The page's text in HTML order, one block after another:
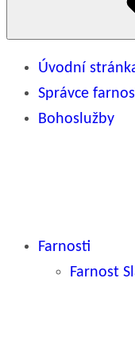
Úvodní
Správce
Bohoslužby
Farnosti
Farnost